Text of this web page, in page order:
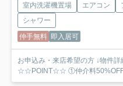
室内洗濯機置場 エアコン
シャワー
仲手無料 即入居可
お申込み・来店希望の方 ↓物件
☆☆POINT☆☆ ①仲介料50%OFF